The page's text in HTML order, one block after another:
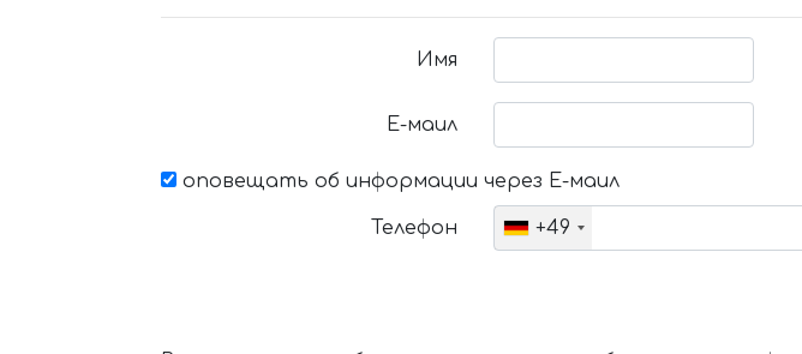
Имя
Е-маил
оповещать об информации через Е-маил
Телефон +49